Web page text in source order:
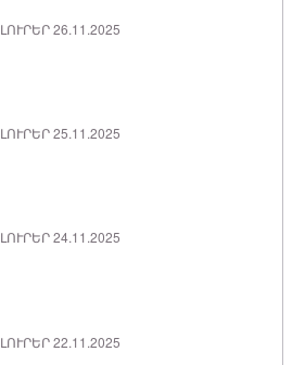
ԼՈՒՐԵՐ 26.11.2025
ԼՈՒՐԵՐ 25.11.2025
ԼՈՒՐԵՐ 24.11.2025
ԼՈՒՐԵՐ 22.11.2025